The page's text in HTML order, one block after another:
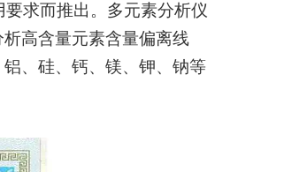
求而推出。多元素分析仪
高含量元素含量偏离线
、硅、钙、镁、钾、钠等